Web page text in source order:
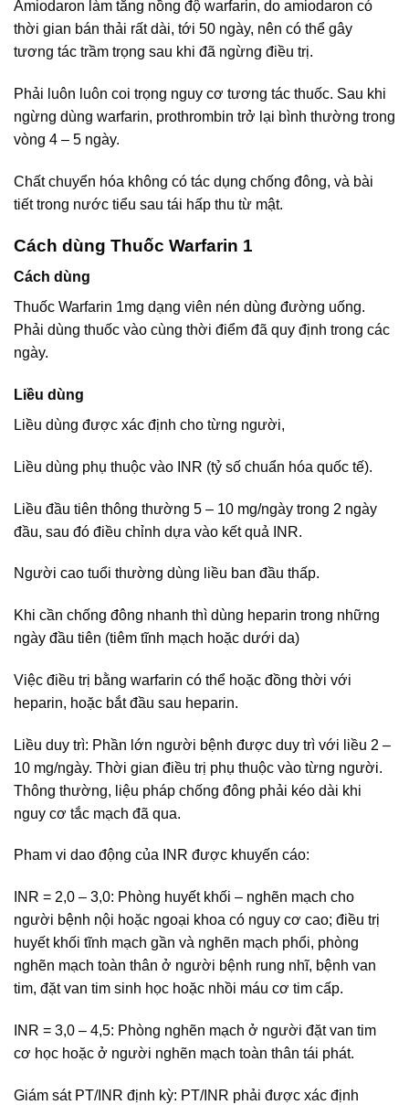
Amiodaron làm tăng nồng độ warfarin, do amiodaron có
thời gian bán thải rất dài, tới 50 ngày, nên có thể gây
tương tác trầm trọng sau khi đã ngừng điều trị.
Phải luôn luôn coi trọng nguy cơ tương tác thuốc. Sau khi
ngừng dùng warfarin, prothrombin trở lại bình thường trong
vòng 4 – 5 ngày.
Chất chuyển hóa không có tác dụng chống đông, và bài
tiết trong nước tiểu sau tái hấp thu từ mật.
Cách dùng Thuốc Warfarin 1
Cách dùng
Thuốc Warfarin 1mg dạng viên nén dùng đường uống.
Phải dùng thuốc vào cùng thời điểm đã quy định trong các
ngày.
Liều dùng
Liều dùng được xác định cho từng người,
Liều dùng phụ thuộc vào INR (tỷ số chuẩn hóa quốc tế).
Liều đầu tiên thông thường 5 – 10 mg/ngày trong 2 ngày
đầu, sau đó điều chỉnh dựa vào kết quả INR.
Người cao tuổi thường dùng liều ban đầu thấp.
Khi cần chống đông nhanh thì dùng heparin trong những
ngày đầu tiên (tiêm tĩnh mạch hoặc dưới da)
Việc điều trị bằng warfarin có thể hoặc đồng thời với
heparin, hoặc bắt đầu sau heparin.
Liều duy trì: Phần lớn người bệnh được duy trì với liều 2 –
10 mg/ngày. Thời gian điều trị phụ thuộc vào từng người.
Thông thường, liệu pháp chống đông phải kéo dài khi
nguy cơ tắc mạch đã qua.
Pham vi dao động của INR được khuyến cáo:
INR = 2,0 – 3,0: Phòng huyết khối – nghẽn mạch cho
người bệnh nội hoặc ngoại khoa có nguy cơ cao; điều trị
huyết khối tĩnh mạch gần và nghẽn mạch phổi, phòng
nghẽn mạch toàn thân ở người bệnh rung nhĩ, bệnh van
tim, đặt van tim sinh học hoặc nhồi máu cơ tim cấp.
INR = 3,0 – 4,5: Phòng nghẽn mạch ở người đặt van tim
cơ học hoặc ở người nghẽn mạch toàn thân tái phát.
Giám sát PT/INR định kỳ: PT/INR phải được xác định